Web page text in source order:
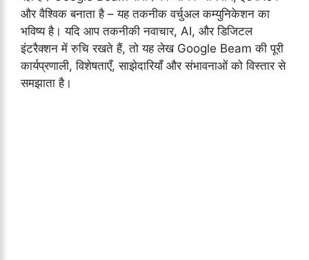
और वैश्विक बनाता है – यह तकनीक वर्चुअल कम्युनिकेशन का
भविष्य है। यदि आप तकनीकी नवाचार, AI, और डिजिटल
इंटरैक्शन में रुचि रखते हैं, तो यह लेख Google Beam की पूरी
कार्यप्रणाली, विशेषताएँ, साझेदारियाँ और संभावनाओं को विस्तार से
समझाता है।